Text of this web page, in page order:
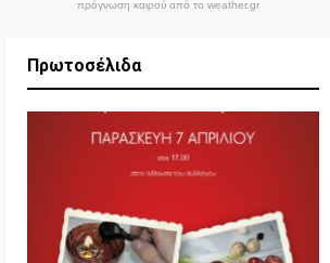
πρόγνωση καιρού από το weather.gr
Πρωτοσέλιδα